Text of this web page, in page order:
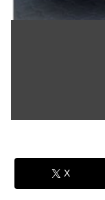
X